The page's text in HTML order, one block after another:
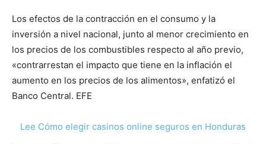
Los efectos de la contracción en el consumo y la
inversión a nivel nacional, junto al menor crecimiento en
los precios de los combustibles respecto al año previo,
«contrarrestan el impacto que tiene en la inflación el
aumento en los precios de los alimentos», enfatizó el
Banco Central. EFE
Lee Cómo elegir casinos online seguros en Honduras